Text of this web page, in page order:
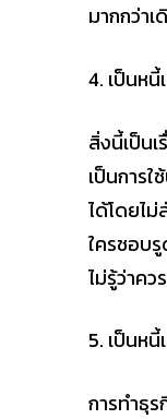
มากกว่าเ
4. เป็นหนี้
สิ่งนี้เป็น
เป็นการ
ได้โดยไม่
ใครชอบ
ไม่รู้ว่าคว
5. เป็นห
การทำธุ